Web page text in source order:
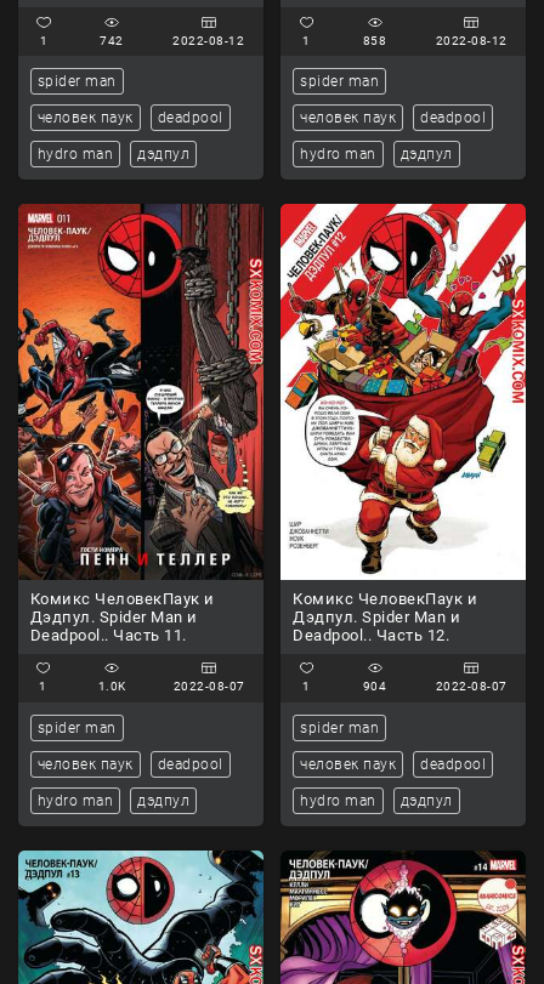
1 742 2022-08-12
spider man
человек паук deadpool
hydro man дэдпул
1 858 2022-08-12
spider man
человек паук deadpool
hydro man дэдпул
Комикс ЧеловекПаук и
Дэдпул. Spider Man и
Deadpool.. Часть 11.
1 1.0K 2022-08-07
spider man
человек паук deadpool
hydro man дэдпул
Комикс ЧеловекПаук и
Дэдпул. Spider Man и
Deadpool.. Часть 12.
1 904 2022-08-07
spider man
человек паук deadpool
hydro man дэдпул